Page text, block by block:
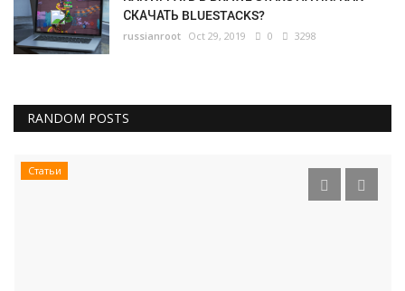
СКАЧАТЬ BLUESTACKS?
russianroot Oct 29, 2019 0 3298
RANDOM POSTS
Статьи